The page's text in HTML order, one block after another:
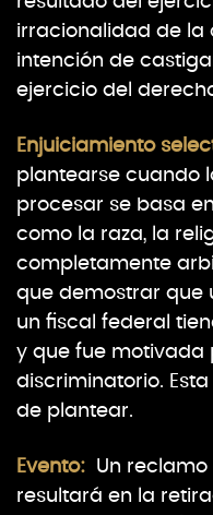
irracionalidad de
intención de
ejercicio del
Enjuiciamiento
plantearse cuando
procesar se basa
como la raza, la
completamente
que demostrar que
un fiscal federal
y que fue motivada
discriminatorio.
de plantear.
Evento: Un reclamo
resultará en la